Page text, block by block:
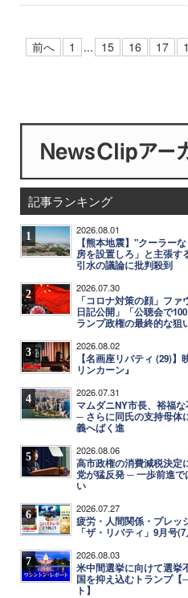
前へ 1 ... 15 16 17
記事ランキング
1 2026.08.01
【熊本地震】"クーラー
房を設置しろ」と主張す
引水の議論に批判殺到
2 2026.07.30
「コロナ対策の顔」フ
日記公開」「公聴会で
ランプ政権の最終的な狙
3 2026.08.02
【名画座リバティ (29)
リンカーン』
4 2026.07.31
マムダニNY市長、裕福
─ さらに同氏の支持母体
義へばく進
5 2026.08.06
高市政権の消費減税決定
党が猛反発 ─ 一歩前進
い
6 2026.07.27
疲労・人間関係・プレ
「ザ・リバティ」9月号
7 2026.08.03
米中間選挙に向けて選挙
国を抑え込むトランプ
ト】